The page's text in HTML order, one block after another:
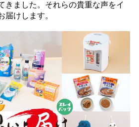
きました。それらの貴重な声をイ
届けします。